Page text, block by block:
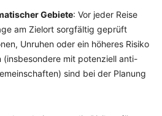
Gebiete: Vor jeder Reise
am Zielort sorgfältig geprüft
Unruhen oder ein höheres Risiko
(insbesondere mit potenziell anti-
sind bei der Planung